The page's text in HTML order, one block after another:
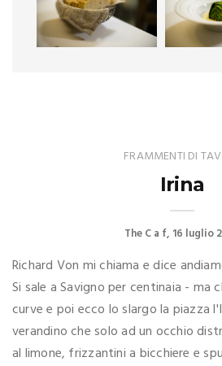
FRAMMENTI DI
Irina
The C a f 16 luglio
Richard Von mi chiama e dice
Si sale a Savigno per centinaia - ma
curve e poi ecco lo slargo la piazza
verandino che solo ad un occhio
al limone, frizzantini a bicchiere e